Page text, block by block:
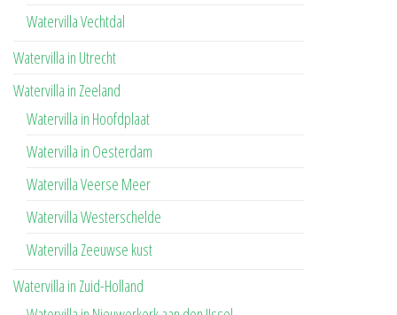
Watervilla Vechtdal
Watervilla in Utrecht
Watervilla in Zeeland
Watervilla in Hoofdplaat
Watervilla in Oesterdam
Watervilla Veerse Meer
Watervilla Westerschelde
Watervilla Zeeuwse kust
Watervilla in Zuid-Holland